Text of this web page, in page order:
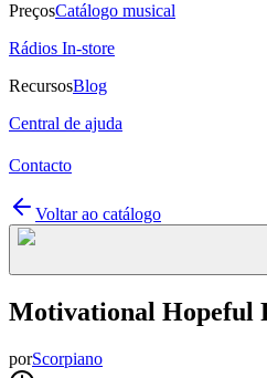
PreçosCatálogo musical
Rádios In-store
RecursosBlog
Central de ajuda
Contacto
Voltar ao catálogo
Motivational Hopeful
porScorpiano